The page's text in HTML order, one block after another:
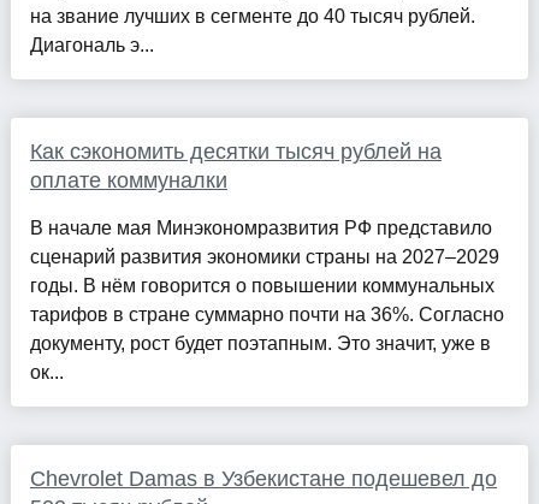
на звание лучших в сегменте до 40 тысяч рублей.
Диагональ э...
Как сэкономить десятки тысяч рублей на
оплате коммуналки
В начале мая Минэкономразвития РФ представило
сценарий развития экономики страны на 2027–2029
годы. В нём говорится о повышении коммунальных
тарифов в стране суммарно почти на 36%. Согласно
документу, рост будет поэтапным. Это значит, уже в
ок...
Chevrolet Damas в Узбекистане подешевел до